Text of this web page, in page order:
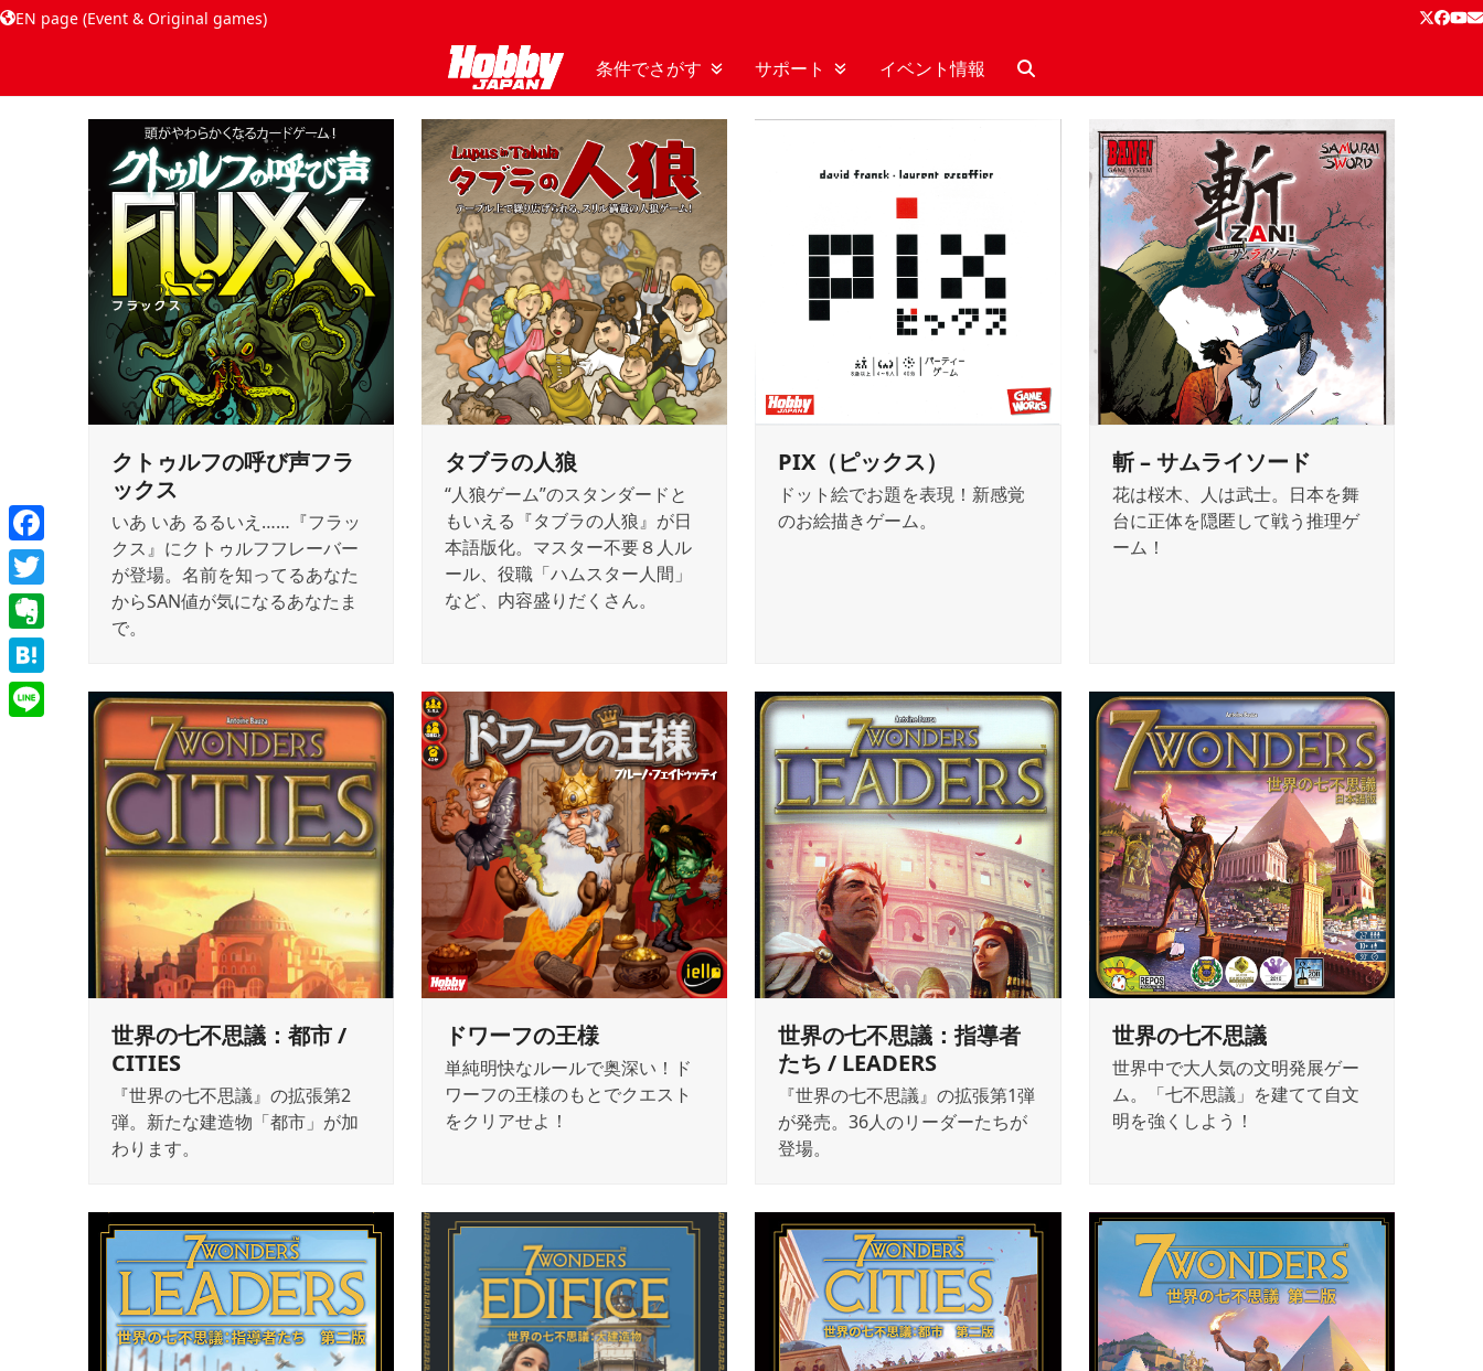
EN page (Event & Original games) Twitter
条件でさがす サポート イベント情報
クトゥルフの呼び声フラ
ックス
いあ いあ るるいえ……『フラッ
クス』にクトゥルフフレーバー
が登場。名前を知ってるあなた
からSAN値が気になるあなたま
で。
タブラの人狼
“人狼ゲーム”のスタンダードと
もいえる『タブラの人狼』が日
本語版化。マスター不要８人ル
ール、役職「ハムスター人間」
など、内容盛りだくさん。
PIX（ピックス）
ドット絵でお題を表現！新感覚
のお絵描きゲーム。
斬 – サムライソード
花は桜木、人は武士。日本を舞
台に正体を隠匿して戦う推理ゲ
ーム！
世界の七不思議：都市 /
CITIES
『世界の七不思議』の拡張第2
弾。新たな建造物「都市」が加
わります。
ドワーフの王様
単純明快なルールで奥深い！ド
ワーフの王様のもとでクエスト
をクリアせよ！
世界の七不思議：指導者
たち / LEADERS
『世界の七不思議』の拡張第1弾
が発売。36人のリーダーたちが
登場。
世界の七不思議
世界中で大人気の文明発展ゲー
ム。「七不思議」を建てて自文
明を強くしよう！
Facebook
Twitter
Evernote
Hatena